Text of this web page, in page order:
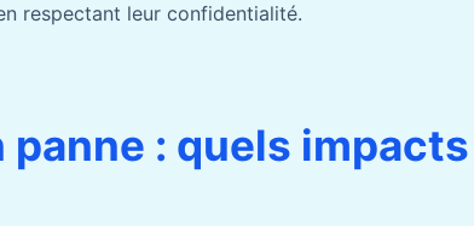
respectant leur confidentialité.
panne : quels impacts